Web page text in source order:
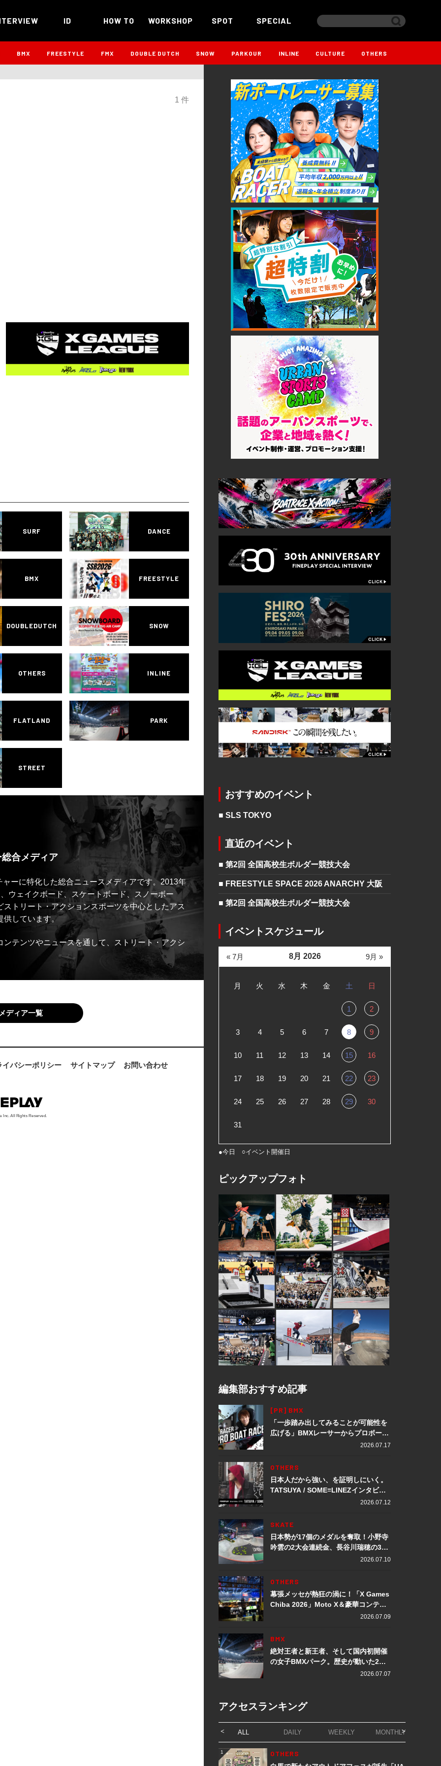
ID HOW TO WORKSHOP SPOT SPECIAL
BMX FREESTYLE FMX DOUBLE DUTCH SNOW PARKOUR INLINE CULTURE OTHERS
1 件
SURF DANCE
BMX FREESTYLE
DOUBLEDUTCH SNOW
OTHERS INLINE
FLATLAND PARK
STREET
合メディア
ーに特化した総合ニュースメディアです。2013年
ウェイクボード、スケートボード、スノーボー
トリート・アクションスポーツを中心としたアス
供しています。
テンツやニュースを通して、ストリート・アクシ
ディア一覧
イバシーポリシー サイトマップ お問い合わせ
Inc. All Rights Reserved.
おすすめのイベント
■ SLS TOKYO
直近のイベント
■ 第2回 全国高校生ボルダー競技大会
■ FREESTYLE SPACE 2026 ANARCHY 大阪
■ 第2回 全国高校生ボルダー競技大会
イベントスケジュール
8月 2026
月 火 水 木 金 土 日
1 2
3 4 5 6 7 8 9
10 11 12 13 14 15 16
17 18 19 20 21 22 23
24 25 26 27 28 29 30
31
« 7月 9月 »
●今日 ○イベント開催日
ピックアップフォト
編集部おすすめ記事
[PR] BMX
「一歩踏み出してみることが可能性を
広げる」BMXレーサーからプロボート
レーサーへ転身。上田龍星が体現する
2026.07.17
OTHERS
日本人だから強い、を証明しにいく。
TATSUYA / SOME≡LINEZインタビュ
2026.07.12
SKATE
日本勢が17個のメダルを奪取！小野寺
吟雲の2大会連続金、長谷川瑞穂の3メ
ダル獲得など数々の快挙をプレイバッ
2026.07.10
OTHERS
幕張メッセが熱狂の渦に！「X Games
Chiba 2026」Moto X＆豪華コンテン
2026.07.09
BMX
絶対王者と新王者、そして国内初開催
の女子BMXパーク。歴史が動いた2日
2026.07.07
アクセスランキング
ALL DAILY WEEKLY MONTHLY
1 OTHERS